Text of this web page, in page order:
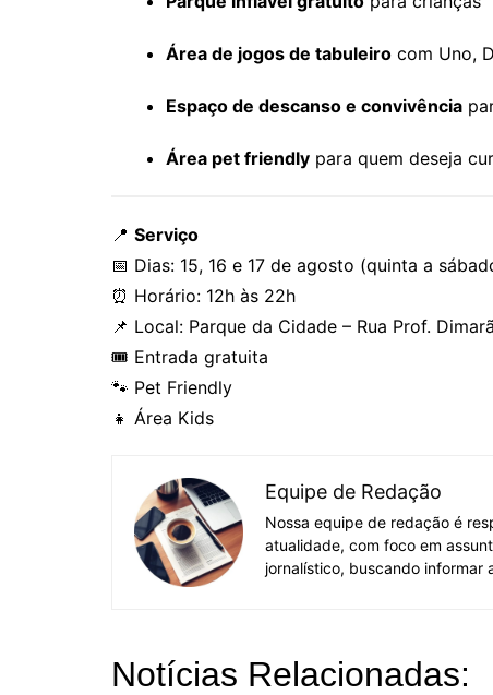
Área de jogos de tabuleiro com Uno,
Espaço de descanso e convivência
Área pet friendly para quem deseja
📍 Serviço
📅 Dias: 15, 16 e 17 de agosto (quinta a
⏰ Horário: 12h às 22h
📌 Local: Parque da Cidade – Rua Prof.
🎟 Entrada gratuita
🐾 Pet Friendly
👧 Área Kids
Equipe de Redação
Nossa equipe de redação é
atualidade, com foco em
jornalístico, buscando informar
Notícias Relacionadas: